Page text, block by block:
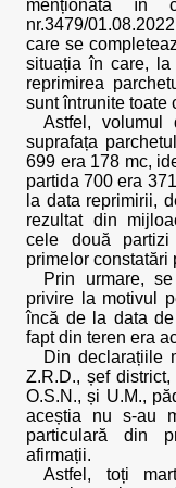
menționată în
nr.3479/
care se
situația în care, la
reprimirea
sunt întrunite toate
Astfel,
suprafața
699 era 178 mc,
partida 700 era
la data reprimirii,
rezultat din
cele două
primelor constatări
Prin urmare,
privire la motivul
încă de la data
fapt din teren era
Din declarațiile
Z.R.D., șef
O.S.N., și U.M.,
aceștia nu s-au
particulară din
afirmații.
Astfel, toți